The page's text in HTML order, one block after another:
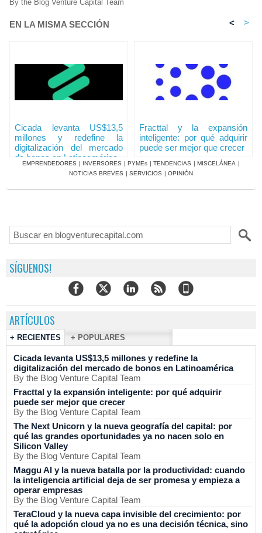
By the Blog Venture Capital Team
EN LA MISMA SECCIÓN < >
Cicada levanta US$13,5
millones y redefine la
digitalización del mercado
de bonos en Latinoamérica
Fracttal y la expansión
inteligente: por qué adquirir
puede ser mejor que crecer
EMPRENDEDORES | INVERSORES | PYMEs | TENDENCIAS | MISCELÁNEA |
NOTICIAS BREVES | SERVICIOS | OPINIÓN
SÍGUENOS!
ARTÍCULOS
+ RECIENTES + POPULARES
Cicada levanta US$13,5 millones y redefine la
digitalización del mercado de bonos en Latinoamérica
By the Blog Venture Capital Team
Fracttal y la expansión inteligente: por qué adquirir
puede ser mejor que crecer
By the Blog Venture Capital Team
The Next Unicorn y la nueva geografía del capital: por
qué las grandes oportunidades ya no nacen solo en
Silicon Valley
By the Blog Venture Capital Team
Maggu AI y la nueva batalla por la productividad: cuando
la inteligencia artificial deja de ser promesa y empieza a
operar empresas
By the Blog Venture Capital Team
TeraCloud y la nueva capa invisible del crecimiento: por
qué la adopción cloud ya no es una decisión técnica, sino